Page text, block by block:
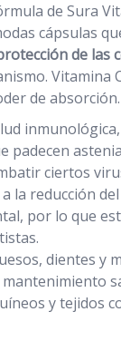
de Sura
cápsulas
de las
Vitamina
de absorción.
padecen
ciertos
la reducción
por lo que
dientes y
mantenimiento
y tejidos